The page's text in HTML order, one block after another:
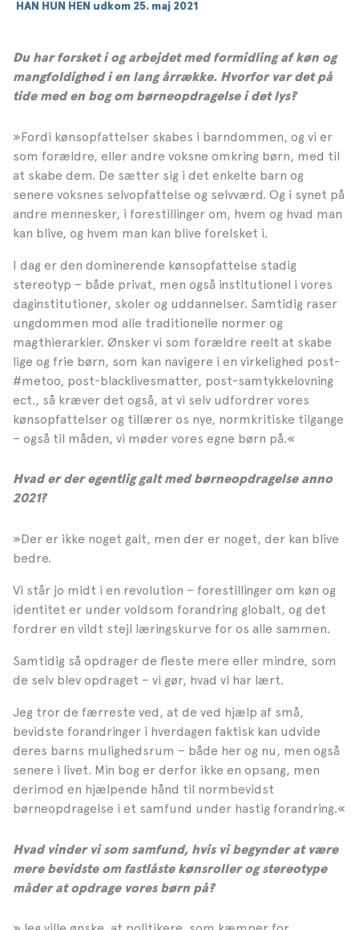
HAN HUN HEN udkom 25. maj 2021
Du har forsket i og arbejdet med formidling af køn og
mangfoldighed i en lang årrække. Hvorfor var det på
tide med en bog om børneopdragelse i det lys?
»Fordi kønsopfattelser skabes i barndommen, og vi er
som forældre, eller andre voksne omkring børn, med til
at skabe dem. De sætter sig i det enkelte barn og
senere voksnes selvopfattelse og selvværd. Og i synet på
andre mennesker, i forestillinger om, hvem og hvad man
kan blive, og hvem man kan blive forelsket i.
I dag er den dominerende kønsopfattelse stadig
stereotyp – både privat, men også institutionel i vores
daginstitutioner, skoler og uddannelser. Samtidig raser
ungdommen mod alle traditionelle normer og
magthierarkier. Ønsker vi som forældre reelt at skabe
lige og frie børn, som kan navigere i en virkelighed post-
#metoo, post-blacklivesmatter, post-samtykkelovning
ect., så kræver det også, at vi selv udfordrer vores
kønsopfattelser og tillærer os nye, normkritiske tilgange
– også til måden, vi møder vores egne børn på.«
Hvad er der egentlig galt med børneopdragelse anno
2021?
»Der er ikke noget galt, men der er noget, der kan blive
bedre.
Vi står jo midt i en revolution – forestillinger om køn og
identitet er under voldsom forandring globalt, og det
fordrer en vildt stejl læringskurve for os alle sammen.
Samtidig så opdrager de fleste mere eller mindre, som
de selv blev opdraget – vi gør, hvad vi har lært.
Jeg tror de færreste ved, at de ved hjælp af små,
bevidste forandringer i hverdagen faktisk kan udvide
deres barns mulighedsrum – både her og nu, men også
senere i livet. Min bog er derfor ikke en opsang, men
derimod en hjælpende hånd til normbevidst
børneopdragelse i et samfund under hastig forandring.«
Hvad vinder vi som samfund, hvis vi begynder at være
mere bevidste om fastlåste kønsroller og stereotype
måder at opdrage vores børn på?